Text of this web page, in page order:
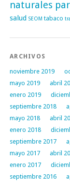
naturales
salud SEOM tabaco
ARCHIVOS
noviembre 2019
mayo 2019
abril
enero 2019
septiembre 2018
mayo 2018
abril
enero 2018
septiembre 2017
mayo 2017
abril
enero 2017
septiembre 2016